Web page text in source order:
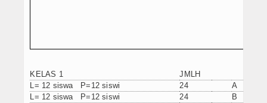
KELAS 1
JMLH
L= 12 siswa P=12 siswi
24
A
L= 12 siswa P=12 siswi
24
B